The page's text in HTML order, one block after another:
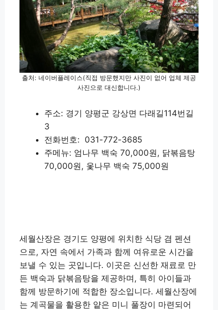
출처: 네이버플레이스(직접 방문했지만 사진이 없어 업체 제공
사진으로 대신합니다.)
주소: 경기 양평군 강상면 다래길114번길
3
전화번호: 031-772-3685
주메뉴: 엄나무 백숙 70,000원, 닭볶음탕
70,000원, 옻나무 백숙 75,000원
세월산장은 경기도 양평에 위치한 식당 겸 펜션
으로, 자연 속에서 가족과 함께 여유로운 시간을
보낼 수 있는 곳입니다. 이곳은 신선한 재료로 만
든 백숙과 닭볶음탕을 제공하며, 특히 아이들과
함께 방문하기에 적합한 장소입니다. 세월산장에
는 계곡물을 활용한 얕은 미니 풀장이 마련되어